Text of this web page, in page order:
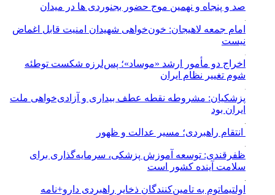
صد و پنجاه و نهمین موج حضور بجنوردی ها در میدان
امام جمعه لاهیجان: خون‌خواهی شهیدان امنیت قابل اغماض
نیست
اخراج دو مأمور ارشد «موساد»؛ پس‌لرزه شکست توطئه
شوم تغییر نظام ایران
پزشکیان: مشروطه نقطه عطف بیداری و آزادی‌خواهی ملت
ایران بود
انتقام راهبردی؛ مسیر عدالت و ظهور
ظفرقندی: توسعه آموزش پزشکی، سرمایه‌گذاری برای
سلامت آینده کشور است
اولتیماتوم به تامین‌کنندگان ذخایر راهبردی دارو+نامه